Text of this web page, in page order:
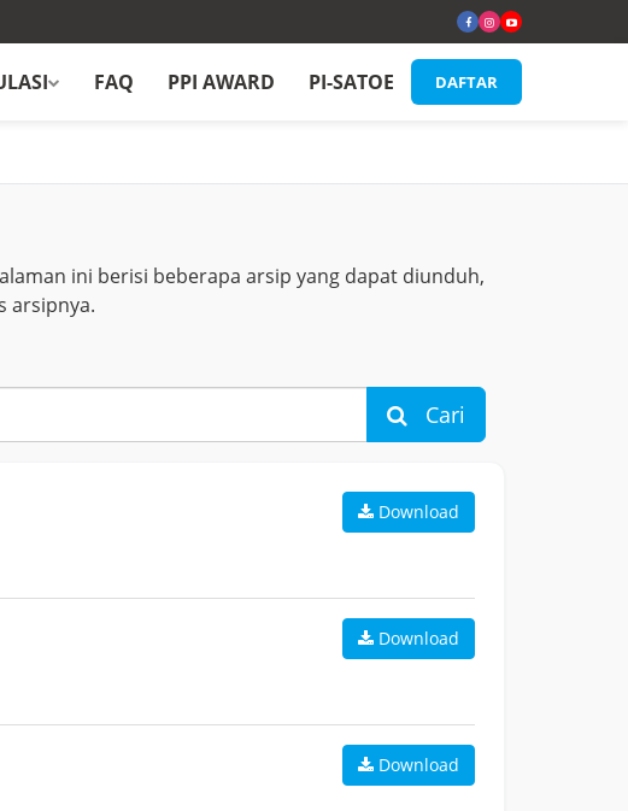
FAQ PPI AWARD PI-SATOE DAFTAR
ini berisi beberapa arsip yang dapat diunduh,
arsipnya.
Cari
Download
Download
Download